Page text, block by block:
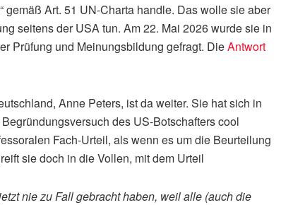
gemäß Art. 51 UN-Charta handle. Das wolle sie aber
seitens der USA tun. Am 22. Mai 2026 wurde sie in
Prüfung und Meinungsbildung gefragt. DieAntwort
Anne Peters, ist da weiter. Sie hat sich in
des US-Botschafters cool
Fach-Urteil, als wenn es um die Beurteilung
sie doch in die Vollen, mit dem Urteil
nie zu Fall gebracht haben, weil alle (auch die